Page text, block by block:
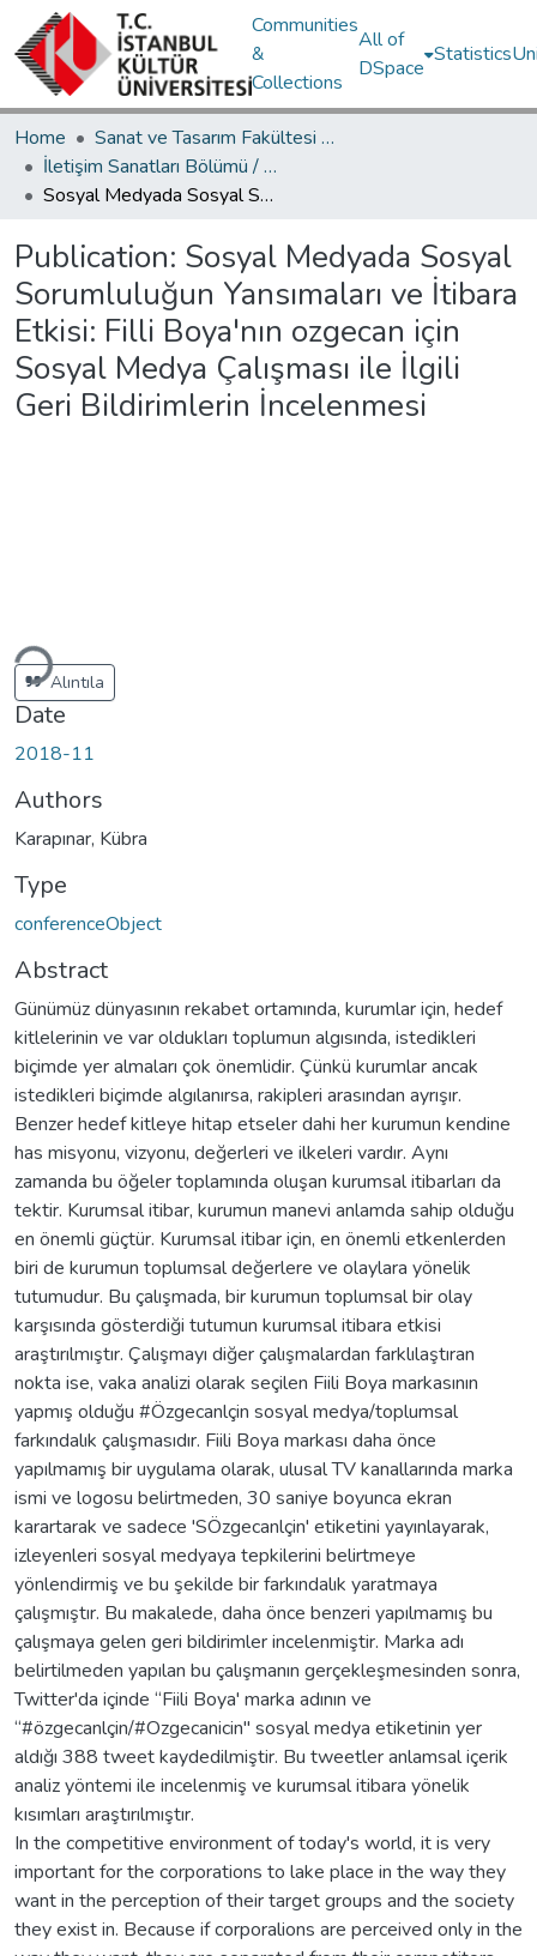
Communities
&
Collections
All of
DSpace
Statistics
Home
Sanat ve Tasarım Fakültesi / Faculty of Art and Design
İletişim Sanatları Bölümü / Department of Communication Arts
Sosyal Medyada Sosyal Sorumluluğun Yansımaları ve İtibara Etkisi: Filli Boya'nın ozgecan için Sosyal Medya Çalışması ile İlgili Geri Bildirimlerin İncelenmesi
Publication: Sosyal Medyada Sosyal
Sorumluluğun Yansımaları ve İtibara
Etkisi: Filli Boya'nın ozgecan için
Sosyal Medya Çalışması ile İlgili
Geri Bildirimlerin İncelenmesi
Loading...
Alıntıla
Date
2018-11
Authors
Karapınar, Kübra
Type
conferenceObject
Abstract
Günümüz dünyasının rekabet ortamında, kurumlar için, hedef
kitlelerinin ve var oldukları toplumun algısında, istedikleri
biçimde yer almaları çok önemlidir. Çünkü kurumlar ancak
istedikleri biçimde algılanırsa, rakipleri arasından ayrışır.
Benzer hedef kitleye hitap etseler dahi her kurumun kendine
has misyonu, vizyonu, değerleri ve ilkeleri vardır. Aynı
zamanda bu öğeler toplamında oluşan kurumsal itibarları da
tektir. Kurumsal itibar, kurumun manevi anlamda sahip olduğu
en önemli güçtür. Kurumsal itibar için, en önemli etkenlerden
biri de kurumun toplumsal değerlere ve olaylara yönelik
tutumudur. Bu çalışmada, bir kurumun toplumsal bir olay
karşısında gösterdiği tutumun kurumsal itibara etkisi
araştırılmıştır. Çalışmayı diğer çalışmalardan farklılaştıran
nokta ise, vaka analizi olarak seçilen Fiili Boya markasının
yapmış olduğu #Özgecanlçin sosyal medya/toplumsal
farkındalık çalışmasıdır. Fiili Boya markası daha önce
yapılmamış bir uygulama olarak, ulusal TV kanallarında marka
ismi ve logosu belirtmeden, 30 saniye boyunca ekran
karartarak ve sadece 'SÖzgecanlçin' etiketini yayınlayarak,
izleyenleri sosyal medyaya tepkilerini belirtmeye
yönlendirmiş ve bu şekilde bir farkındalık yaratmaya
çalışmıştır. Bu makalede, daha önce benzeri yapılmamış bu
çalışmaya gelen geri bildirimler incelenmiştir. Marka adı
belirtilmeden yapılan bu çalışmanın gerçekleşmesinden sonra,
Twitter'da içinde “Fiili Boya' marka adının ve
“#özgecanlçin/#Ozgecanicin" sosyal medya etiketinin yer
aldığı 388 tweet kaydedilmiştir. Bu tweetler anlamsal içerik
analiz yöntemi ile incelenmiş ve kurumsal itibara yönelik
kısımları araştırılmıştır.
In the competitive environment of today's world, it is very
important for the corporations to lake place in the way they
want in the perception of their target groups and the society
they exist in. Because if corporalions are perceived only in the